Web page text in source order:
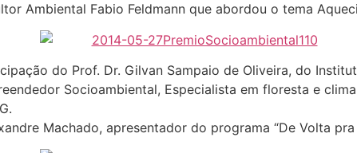
Ambiental Fabio Feldmann que abordou o tema
do Prof. Dr. Gilvan Sampaio de Oliveira, do
Socioambiental, Especialista em floresta e
Machado, apresentador do programa “De Volta pra